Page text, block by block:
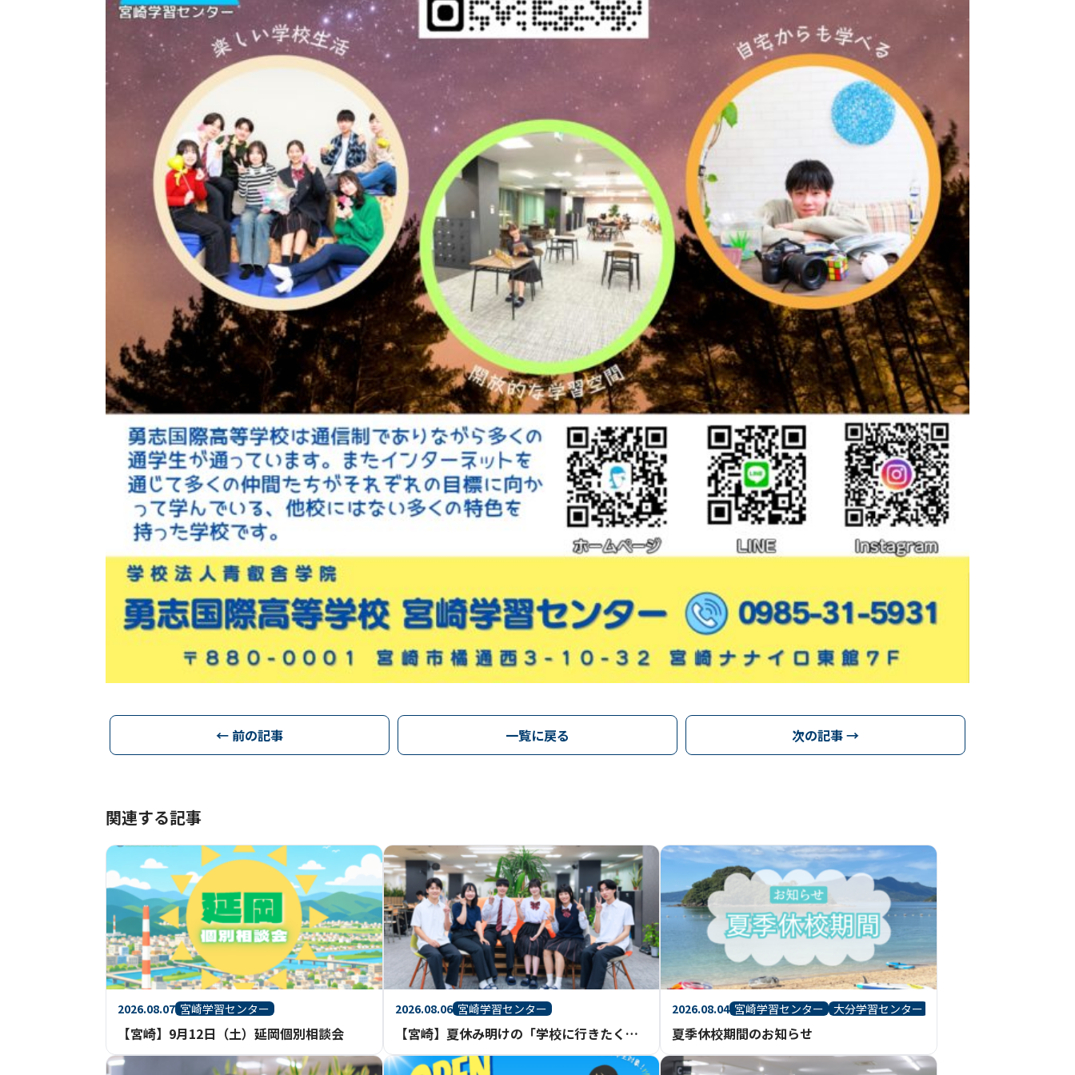
← 前の記事 一覧に戻る 次の記事 →
関連する記事
2026.08.07 宮崎学習センター
【宮崎】9月12日（土）延岡個別相談会
2026.08.06 宮崎学習センター
【宮崎】夏休み明けの「学校に行きたくない」にどう向き合う？通信制高校という選択肢
2026.08.04 宮崎学習センター 大分学習センター
夏季休校期間のお知らせ